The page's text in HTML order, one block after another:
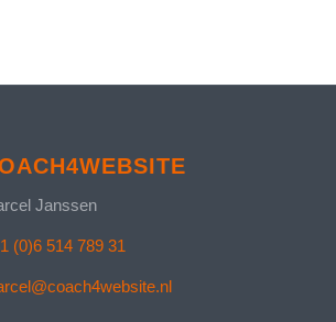
Janssen
(0)6 514 789 31